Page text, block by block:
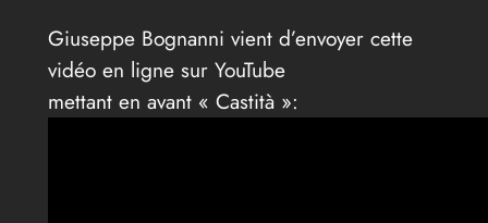
Giuseppe Bognanni vient d’envoyer cette
vidéo en ligne sur YouTube
mettant en avant « Castità »: